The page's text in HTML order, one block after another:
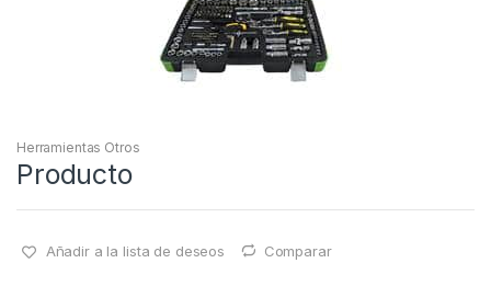
Herramientas Otros
Producto
Añadir a la lista de deseos Comparar